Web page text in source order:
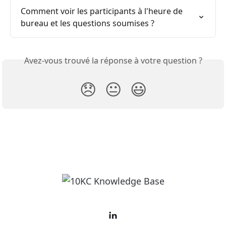
Comment voir les participants à l'heure de
bureau et les questions soumises ?
Avez-vous trouvé la réponse à votre question ?
😞 😐 😃